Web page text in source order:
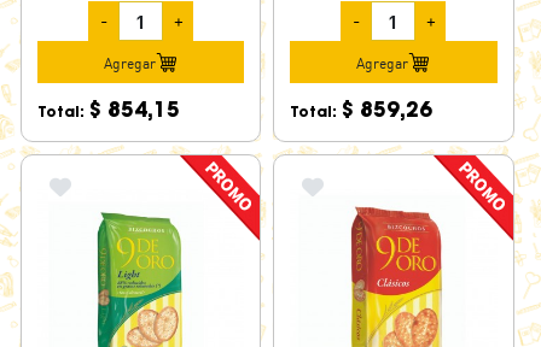
- +
Agregar
Total: $ 854,15
- +
Agregar
Total: $ 859,26